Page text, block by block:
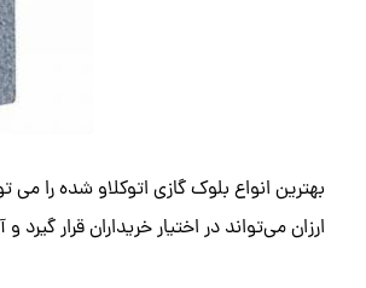
بهترین انواع بلوک گازی اتوکلاو شده را
ارزان می‌تواند در اختیار خریداران قرار